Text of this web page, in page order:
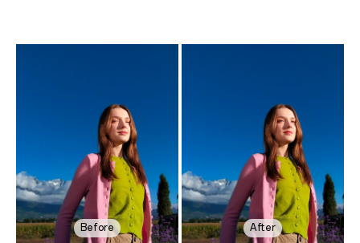
Before After
Before After
Before After